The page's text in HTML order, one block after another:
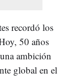
recordó los
50 años
ambición
global en el